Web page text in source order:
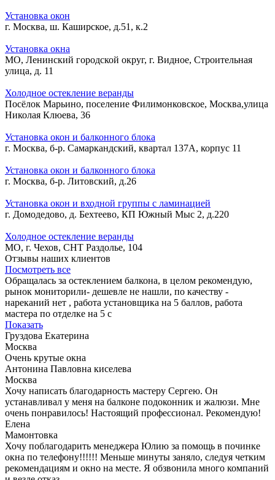
Установка окон
г. Москва, ш. Каширское, д.51, к.2
Установка окна
МО, Ленинский городской округ, г. Видное, Строительная
улица, д. 11
Холодное остекление веранды
Посёлок Марьино, поселение Филимонковское, Москва,улица
Николая Клюева, 36
Установка окон и балконного блока
г. Москва, б-р. Самаркандский, квартал 137А, корпус 11
Установка окон и балконного блока
г. Москва, б-р. Литовский, д.26
Установка окон и входной группы с ламинацией
г. Домодедово, д. Бехтеево, КП Южный Мыс 2, д.220
Холодное остекление веранды
МО, г. Чехов, СНТ Раздолье, 104
Отзывы наших клиентов
Посмотреть все
Обращалась за остеклением балкона, в целом рекомендую,
рынок мониторили- дешевле не нашли, по качеству -
нареканий нет , работа установщика на 5 баллов, работа
мастера по отделке на 5 с
Показать
Груздова Екатерина
Москва
Очень крутые окна
Антонина Павловна киселева
Москва
Хочу написать благодарность мастеру Сергею. Он
устанавливал у меня на балконе подоконник и жалюзи. Мне
очень понравилось! Настоящий профессионал. Рекомендую!
Елена
Мамонтовка
Хочу поблагодарить менеджера Юлию за помощь в починке
окна по телефону!!!!!! Меньше минуты заняло, следуя четким
рекомендациям и окно на месте. Я обзвонила много компаний